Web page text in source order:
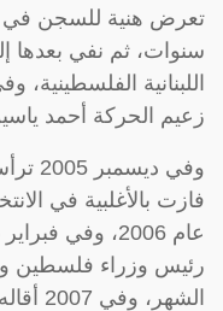
سنوات، ثم نفي بعدها
زعيم الحركة أحمد
وفي
فازت بالأغلبية في
رئيس وزراء فلسطين